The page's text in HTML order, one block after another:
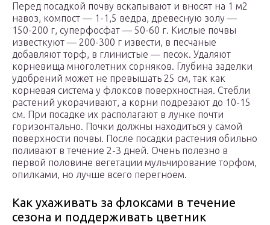
Перед посадкой почву вскапывают и вносят на 1 м2
навоз, компост — 1-1,5 ведра, древесную золу —
150-200 г, суперфосфат — 50-60 г. Кислые почвы
известкуют — 200-300 г извести, в песчаные
добавляют торф, в глинистые — песок. Удаляют
корневища многолетних сорняков. Глубина заделки
удобрений может не превышать 25 см, так как
корневая система у флоксов поверхностная. Стебли
растений укорачивают, а корни подрезают до 10-15
см. При посадке их располагают в лунке почти
горизонтально. Почки должны находиться у самой
поверхности почвы. После посадки растения обильно
поливают в течение 2-3 дней. Очень полезно в
первой половине вегетации мульчирование торфом,
опилками, но лучше всего перегноем.
Как ухаживать за флоксами в течение
сезона и поддерживать цветник